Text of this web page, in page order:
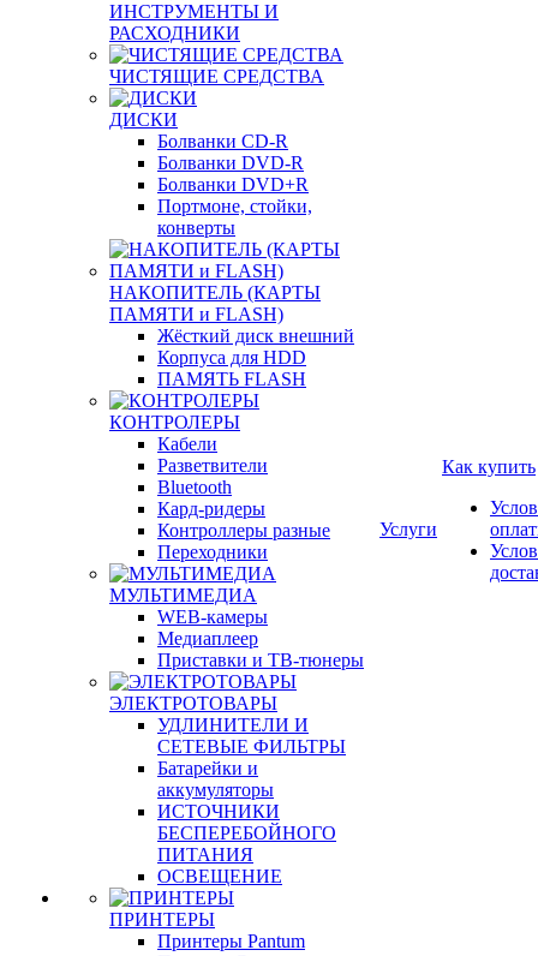
ИНСТРУМЕНТЫ И
РАСХОДНИКИ
ЧИСТЯЩИЕ СРЕДСТВА
ДИСКИ
Болванки CD-R
Болванки DVD-R
Болванки DVD+R
Портмоне, стойки,
конверты
НАКОПИТЕЛЬ (КАРТЫ
ПАМЯТИ и FLASH)
Жёсткий диск внешний
Корпуса для HDD
ПАМЯТЬ FLASH
КОНТРОЛЕРЫ
Кабели
Разветвители
Bluetooth
Кард-ридеры
Контроллеры разные
Переходники
МУЛЬТИМЕДИА
WEB-камеры
Медиаплеер
Приставки и ТВ-тюнеры
ЭЛЕКТРОТОВАРЫ
УДЛИНИТЕЛИ И
СЕТЕВЫЕ ФИЛЬТРЫ
Батарейки и
аккумуляторы
ИСТОЧНИКИ
БЕСПЕРЕБОЙНОГО
ПИТАНИЯ
ОСВЕЩЕНИЕ
ПРИНТЕРЫ
Принтеры Pantum
Услуги
Как купить